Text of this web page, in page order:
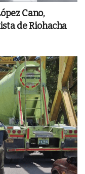
Cano,
de Riohacha